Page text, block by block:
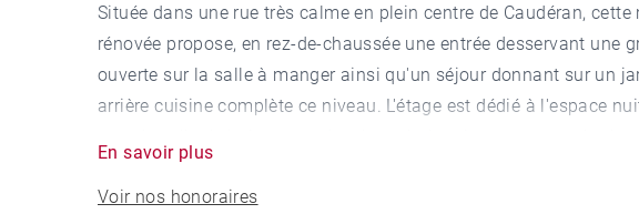
Située dans une rue très calme en plein centre de Caudéran,
rénovée propose, en rez-de-chaussée une entrée desservant une
ouverte sur la salle à manger ainsi qu'un séjour donnant sur un
arrière cuisine complète ce niveau. L'étage est dédié à l'espace
terrasse privative. Un lieux très calme en plein coeur du centre, à
commodités. Une place de stationnement complète cette maison.
En savoir plus
Voir nos honoraires